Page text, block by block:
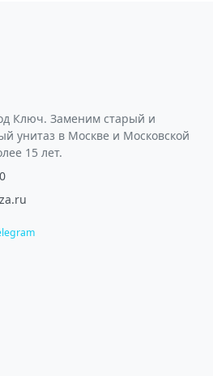
Ключ. Заменим старый и
унитаз в Москве и Московской
15 лет.